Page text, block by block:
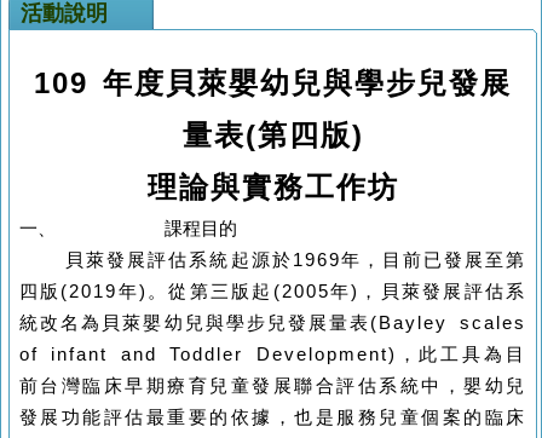
活動說明
109年度 貝萊嬰幼兒與學步兒發展
量表(第四版)
理論與實務工作坊
一、課程 目的
貝萊發展評估系統起源於1969年，目前已發展至第
四版 (2019年) 。從第三版起 (2005年) ，貝萊發展評估系
統改名為貝萊嬰幼兒與學步兒發展量表(Bayley scales
of infant and Toddler Development)
，此工具為目
前台灣臨床早期療育兒童發展聯合評估系統中，嬰幼兒
發展功能評估最重要的依據，也是服務兒童個案的臨床